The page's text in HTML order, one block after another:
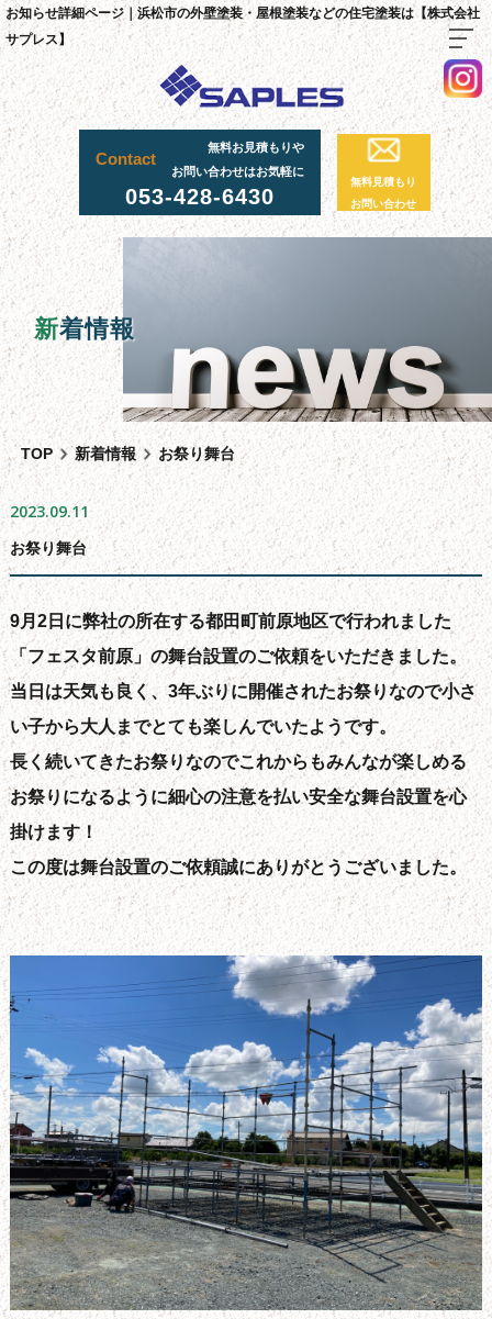
お知らせ詳細ページ｜浜松市の外壁塗装・屋根塗装などの住宅塗装は【株式会社
サプレス】
Contact
無料お見積もりや
お問い合わせはお気軽に
053-428-6430
無料見積もり
お問い合わせ
新着情報
TOP 新着情報 お祭り舞台
TOP
料金・施工までの流れ
サプレスが選ばれる理由
外壁・屋根塗装工事
足場工事について
採用情報
足場実績
資材置場について
先輩社員の声
スタッフ紹介
よくある質問
会社概要
無料お見積もり
お問い合わせフォーム
サイトマップ
シーリング工事について
新着情報
ブログ
2023.09.11
お祭り舞台
9月2日に弊社の所在する都田町前原地区で行われました
「フェスタ前原」の舞台設置のご依頼をいただきました。
当日は天気も良く、3年ぶりに開催されたお祭りなので小さ
い子から大人までとても楽しんでいたようです。
長く続いてきたお祭りなのでこれからもみんなが楽しめる
お祭りになるように細心の注意を払い安全な舞台設置を心
掛けます！
この度は舞台設置のご依頼誠にありがとうございました。